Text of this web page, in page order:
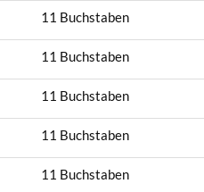
11 Buchstaben
11 Buchstaben
11 Buchstaben
11 Buchstaben
11 Buchstaben